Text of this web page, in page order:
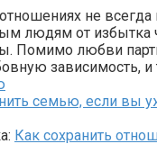
не всегда
людям от избытка
Помимо любви
зависимость, и
семью, если вы
Как сохранить